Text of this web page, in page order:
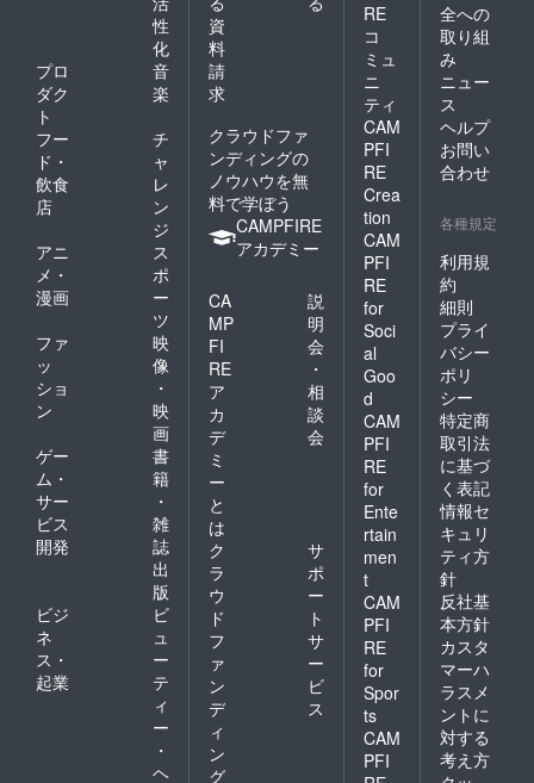
性
化
プロ
ダク
ト
音
楽
フー
ド・
飲食
店
チ
ャ
レ
ン
ジ
アニ
メ・
漫画
ス
ポ
ー
ツ
ファ
ッ
ショ
ン
映
像
・
映
画
ゲー
ム・
サー
ビス
開発
書
籍
・
雑
誌
出
版
ビジ
ネ
ス・
起業
ビ
ュ
ー
テ
ィ
ー
・
ヘ
資
料
請
求
クラウドファ
ンディングの
ノウハウを無
料で学ぼう
CAMPFIRE
アカデミー
CA
MP
FI
RE
ア
カ
デ
ミ
ー
と
は
説
明
会
・
相
談
会
ク
ラ
ウ
ド
フ
ァ
ン
デ
ィ
ン
グ
サ
ポ
ー
ト
サ
ー
ビ
ス
RE
コ
ミュ
ニ
ティ
CAM
PFI
RE
Crea
tion
CAM
PFI
RE
for
Soci
al
Goo
d
CAM
PFI
RE
for
Ente
rtain
men
t
CAM
PFI
RE
for
Spor
ts
CAM
PFI
全への
取り組
み
ニュー
ス
ヘルプ
お問い
合わせ
各種規定
利用規
約
細則
プライ
バシー
ポリ
シー
特定商
取引法
に基づ
く表記
情報セ
キュリ
ティ方
針
反社基
本方針
カスタ
マーハ
ラスメ
ントに
対する
考え方